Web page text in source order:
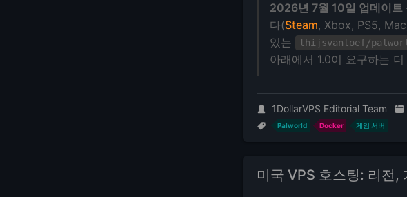
2026년 7월 10일 업데이트
다(Steam, Xbox, PS5,
있는
thijsvanloef/
아래에서 1.0이 요구하는
1DollarVPS Editorial Team
Palworld Docker 게임 서버
미국 VPS 호스팅: 리전